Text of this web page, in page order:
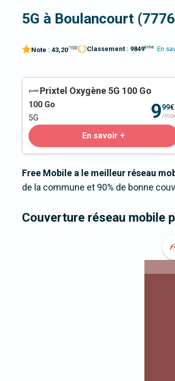
5G à Boulancourt
Note : 43,20/100 Classement : 9849ème En
Prixtel Oxygène 5G 100 Go
100 Go
5G
999€
/
En savoir +
Free Mobile a le meilleur réseau
de la commune et 90% de bonne
Couverture réseau mobile